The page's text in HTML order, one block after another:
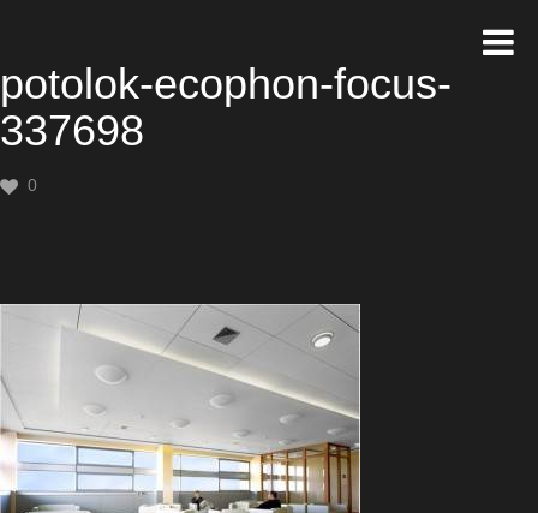
potolok-ecophon-focus-
337698
0